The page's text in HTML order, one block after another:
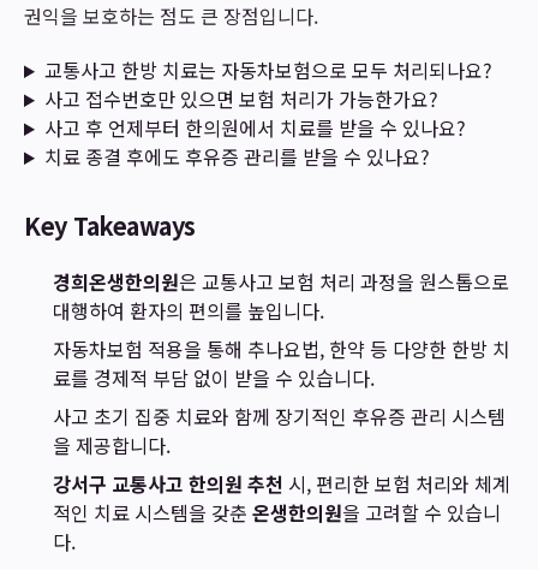
권익을 보호하는 점도 큰 장점입니다.
교통사고 한방 치료는 자동차보험으로 모두 처리되나요?
사고 접수번호만 있으면 보험 처리가 가능한가요?
사고 후 언제부터 한의원에서 치료를 받을 수 있나요?
치료 종결 후에도 후유증 관리를 받을 수 있나요?
Key Takeaways
경희온생한의원은 교통사고 보험 처리 과정을 원스톱으로
대행하여 환자의 편의를 높입니다.
자동차보험 적용을 통해 추나요법, 한약 등 다양한 한방 치
료를 경제적 부담 없이 받을 수 있습니다.
사고 초기 집중 치료와 함께 장기적인 후유증 관리 시스템
을 제공합니다.
강서구 교통사고 한의원 추천 시, 편리한 보험 처리와 체계
적인 치료 시스템을 갖춘 온생한의원을 고려할 수 있습니
다.